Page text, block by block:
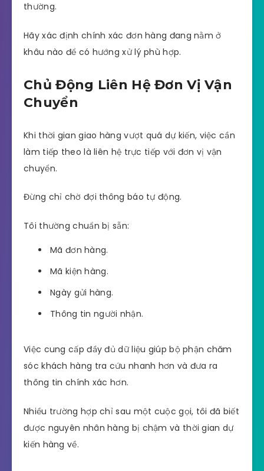
thường.
Hãy xác định chính xác đơn hàng đang nằm ở
khâu nào để có hướng xử lý phù hợp.
Chủ Động Liên Hệ Đơn Vị Vận
Chuyển
Khi thời gian giao hàng vượt quá dự kiến, việc cần
làm tiếp theo là liên hệ trực tiếp với đơn vị vận
chuyển.
Đừng chỉ chờ đợi thông báo tự động.
Tôi thường chuẩn bị sẵn:
Mã đơn hàng.
Mã kiện hàng.
Ngày gửi hàng.
Thông tin người nhận.
Việc cung cấp đầy đủ dữ liệu giúp bộ phận chăm
sóc khách hàng tra cứu nhanh hơn và đưa ra
thông tin chính xác hơn.
Nhiều trường hợp chỉ sau một cuộc gọi, tôi đã biết
được nguyên nhân hàng bị chậm và thời gian dự
kiến hàng về.